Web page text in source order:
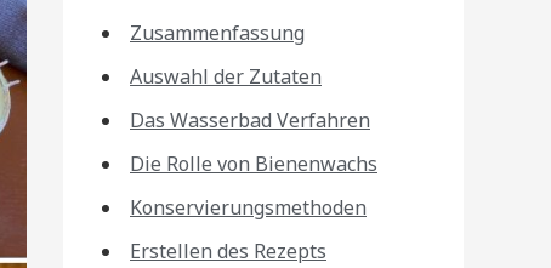
Zusammenfassung
Auswahl der Zutaten
Das Wasserbad Verfahren
Die Rolle von Bienenwachs
Konservierungsmethoden
Erstellen des Rezepts